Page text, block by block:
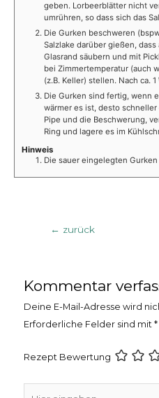
geben. Lorbeerblätter nicht
umrühren, so dass sich das
Die Gurken beschweren
Salzlake darüber gießen,
Glasrand säubern und mit
bei Zimmertemperatur (auch
(z.B. Keller) stellen. Nach ca.
Die Gurken sind fertig, wenn
wärmer es ist, desto
Pipe und die Beschwerung,
Ring und lagere es im
Hinweis
Die sauer eingelegten
Beitragsnavigation
← zurück
Kommentar
Deine E-Mail-Adresse wird
Erforderliche Felder sind mit*
Rezept Bewertung